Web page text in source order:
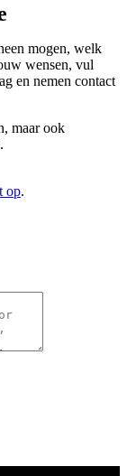
mogen, welk
wensen, vul
en nemen contact
maar ook
op.